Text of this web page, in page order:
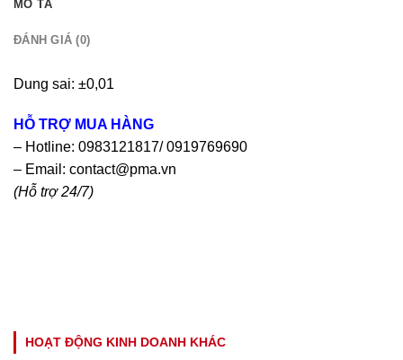
MÔ TẢ
ĐÁNH GIÁ (0)
Dung sai: ±0,01
HỖ TRỢ MUA HÀNG
– Hotline: 0983121817/ 0919769690
– Email: contact@pma.vn
(Hỗ trợ 24/7)
HOẠT ĐỘNG KINH DOANH KHÁC